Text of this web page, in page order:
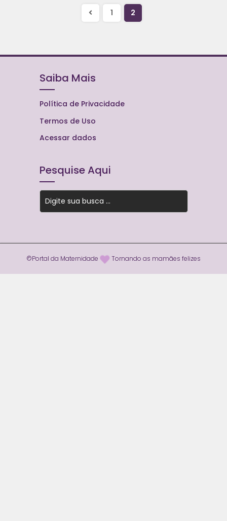
1 2
Saiba Mais
Política de Privacidade
Termos de Uso
Acessar dados
Pesquise Aqui
©Portal da Maternidade Tornando as mamães felizes